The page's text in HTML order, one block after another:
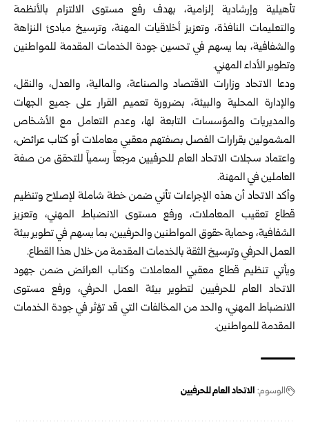
تأهيلية وإرشادية إلزامية، بهدف رفع مستوى الالتزام بالأنظمة
والتعليمات النافذة، وتعزيز أخلاقيات المهنة، وترسيخ مبادئ النزاهة
والشفافية، بما يسهم في تحسين جودة الخدمات المقدمة للمواطنين
وتطوير الأداء المهني.
ودعا الاتحاد وزارات الاقتصاد والصناعة، والمالية، والعدل، والنقل،
والإدارة المحلية والبيئة، بضرورة تعميم القرار على جميع الجهات
والمديريات والمؤسسات التابعة لها، وعدم التعامل مع الأشخاص
المشمولين بقرارات الفصل بصفتهم معقبي معاملات أو كتاب عرائض،
واعتماد سجلات الاتحاد العام للحرفيين مرجعاً رسمياً للتحقق من صفة
العاملين في المهنة.
وأكد الاتحاد أن هذه الإجراءات تأتي ضمن خطة شاملة لإصلاح وتنظيم
قطاع تعقيب المعاملات، ورفع مستوى الانضباط المهني، وتعزيز
الشفافية، وحماية حقوق المواطنين والحرفيين، بما يسهم في تطوير بيئة
العمل الحرفي وترسيخ الثقة بالخدمات المقدمة من خلال هذا القطاع.
ويأتي تنظيم قطاع معقبي المعاملات وكتاب العرائض ضمن جهود
الاتحاد العام للحرفيين لتطوير بيئة العمل الحرفي، ورفع مستوى
الانضباط المهني، والحد من المخالفات التي قد تؤثر في جودة الخدمات
المقدمة للمواطنين.
الوسوم: الاتحاد العام للحرفيين